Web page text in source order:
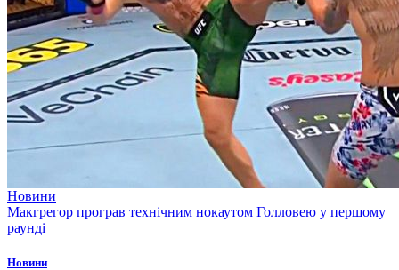
Новини
Макгрегор програв технічним нокаутом Голловею у першому
раунді
Новини